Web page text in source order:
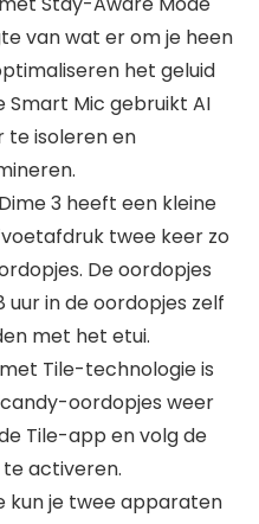
van wat er om je heen
het geluid
Smart Mic gebruikt AI
te isoleren en
3 heeft een kleine
twee keer zo
De oordopjes
in de oordopjes zelf
met het etui.
Tile-technologie is
oordopjes weer
Tile-app en volg de
activeren.
kun je twee apparaten